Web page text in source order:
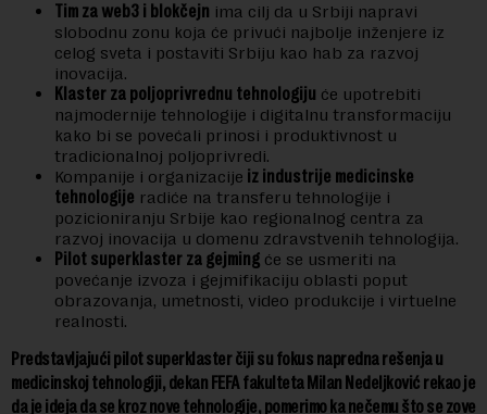
Tim za web3 i blokčejn ima cilj da u Srbiji napravi
slobodnu zonu koja će privući najbolje inženjere iz
celog sveta i postaviti Srbiju kao hab za razvoj
inovacija.
Klaster za poljoprivrednu tehnologiju će upotrebiti
najmodernije tehnologije i digitalnu transformaciju
kako bi se povećali prinosi i produktivnost u
tradicionalnoj poljoprivredi.
Kompanije i organizacije iz industrije medicinske
tehnologije radiće na transferu tehnologije i
pozicioniranju Srbije kao regionalnog centra za
razvoj inovacija u domenu zdravstvenih tehnologija.
Pilot superklaster za gejming će se usmeriti na
povećanje izvoza i gejmifikaciju oblasti poput
obrazovanja, umetnosti, video produkcije i virtuelne
realnosti.
Predstavljajući pilot superklaster čiji su fokus napredna rešenja u
medicinskoj tehnologiji, dekan FEFA fakulteta Milan Nedeljković rekao je
da je ideja da se kroz nove tehnologije, pomerimo ka nečemu što se zove